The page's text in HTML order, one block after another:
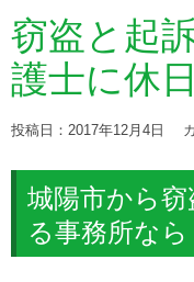
窃盗と起
護士に休
投稿日：2017年12月4日
城陽市から
る事務所なら